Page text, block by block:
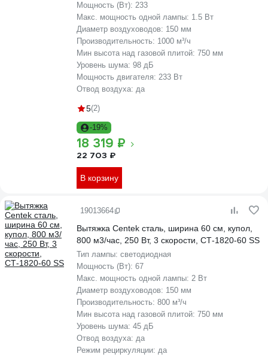
Мощность (Вт): 233
Макс. мощность одной лампы: 1.5 Вт
Диаметр воздуховодов: 150 мм
Производительность: 1000 м³/ч
Мин высота над газовой плитой: 750 мм
Уровень шума: 98 дБ
Мощность двигателя: 233 Вт
Отвод воздуха: да
5(2)
-19%
18 319 ₽
22 703 ₽
В корзину
19013664
Вытяжка Centek сталь, ширина 60 см, купол,
800 м3/час, 250 Вт, 3 скорости, СТ-1820-60 SS
Тип лампы: светодиодная
Мощность (Вт): 67
Макс. мощность одной лампы: 2 Вт
Диаметр воздуховодов: 150 мм
Производительность: 800 м³/ч
Мин высота над газовой плитой: 750 мм
Уровень шума: 45 дБ
Отвод воздуха: да
Режим рециркуляции: да